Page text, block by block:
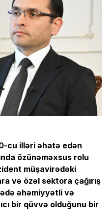
cu illəri əhatə edən
özünəməxsus rolu
müşavirədəki
və özəl sektora çağırış
əhəmiyyətli və
bir qüvvə olduğunu bir